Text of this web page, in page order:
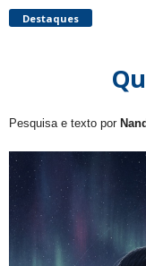
Destaques
Pesquisa e texto por